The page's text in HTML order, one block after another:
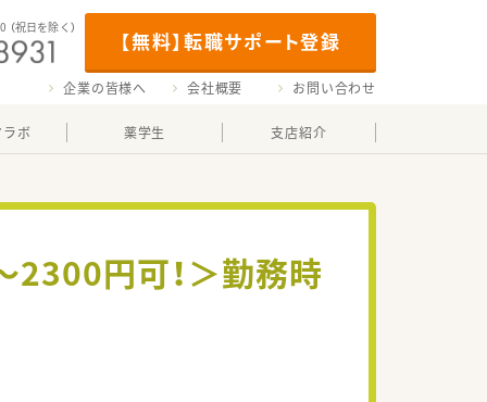
【無料】転職サポート登録
（祝日を除く）
企業の皆様へ 会社概要 お問い合わせ
ボ 薬学生 支店紹介
2300円可！＞勤務時